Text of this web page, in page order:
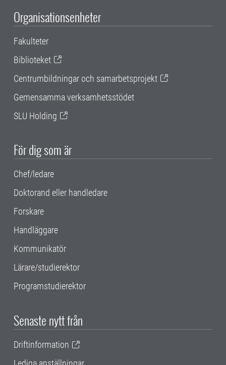
Organisationsenheter
Fakulteter
Biblioteket
Centrumbildningar och samarbetsprojekt
Gemensamma verksamhetsstödet
SLU Holding
För dig som är
Chef/ledare
Doktorand eller handledare
Forskare
Handläggare
Kommunikatör
Lärare/studierektor
Programstudierektor
Senaste nytt från
Driftinformation